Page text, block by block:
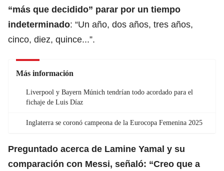
“más que decidido” parar por un tiempo
indeterminado: “Un año, dos años, tres años,
cinco, diez, quince...”.
Más información
Liverpool y Bayern Múnich tendrían todo acordado para el
fichaje de Luis Díaz
Inglaterra se coronó campeona de la Eurocopa Femenina 2025
Preguntado acerca de Lamine Yamal y su
comparación con Messi, señaló: “Creo que a